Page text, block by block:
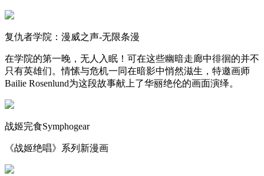
复仇者学院：漫威之声-无限条漫
在学院的第一晚，无人入眠！可在这些幽暗走廊中徘徊的并不
只有英雄们。情愫与危机一同在暗影中悄然滋生，特邀画师
Bailie Rosenlund为这段故事献上了华丽绝伦的画面演绎。
战姬完食Symphogear
《战姬绝唱》系列新漫画